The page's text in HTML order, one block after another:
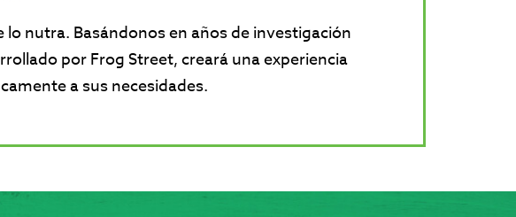
nutra. Basándonos en años de investigación
por Frog Street, creará una experiencia
a sus necesidades.